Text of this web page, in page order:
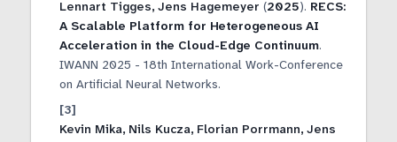
Lennart Tigges, Jens Hagemeyer (2025). RECS:
A Scalable Platform for Heterogeneous AI
Acceleration in the Cloud-Edge Continuum.
IWANN 2025 - 18th International Work-Conference
on Artificial Neural Networks.
Kevin Mika, Nils Kucza, Florian Porrmann, Jens